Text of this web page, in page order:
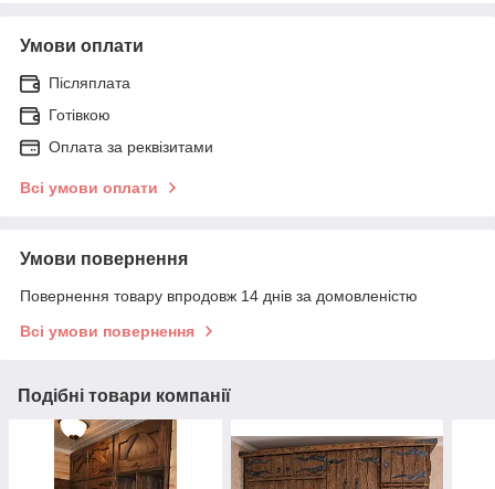
Умови оплати
Післяплата
Готівкою
Оплата за реквізитами
Всі умови оплати
Умови повернення
Повернення товару впродовж 14 днів за домовленістю
Всі умови повернення
Подібні товари компанії